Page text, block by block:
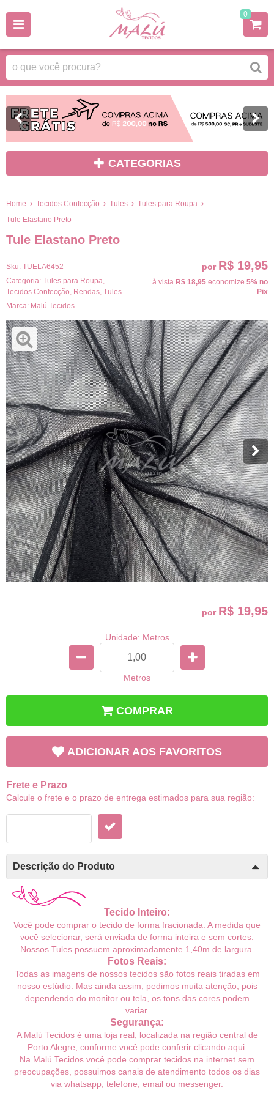
0
CATEGORIAS
Home Tecidos Confecção Tules
Tules para Roupa
Tule Elastano Preto
Tule Elastano Preto
Sku: TUELA6452
Categoria: Tules para Roupa
Tecidos Confecção Rendas Tules
Marca: Malú Tecidos
por R$ 19,95
à vista R$ 18,95 economize 5% no
Pix
por R$ 19,95
Unidade: Metros
Metros
COMPRAR
ADICIONAR AOS FAVORITOS
Frete e Prazo
Calcule o frete e o prazo de entrega estimados para sua região:
Descrição do Produto
Tecido Inteiro:
Você pode comprar o tecido de forma fracionada. A medida que
você selecionar, será enviada de forma inteira e sem cortes.
Nossos Tules possuem aproximadamente 1,40m de largura.
Fotos Reais:
Todas as imagens de nossos tecidos são fotos reais tiradas em
nosso estúdio. Mas ainda assim, pedimos muita atenção, pois
dependendo do monitor ou tela, os tons das cores podem
variar.
Segurança:
A Malú Tecidos é uma loja real, localizada na região central de
Porto Alegre, conforme você pode conferir clicando aqui.
Na Malú Tecidos você pode comprar tecidos na internet sem
preocupações, possuimos canais de atendimento todos os dias
via whatsapp, telefone, email ou messenger.